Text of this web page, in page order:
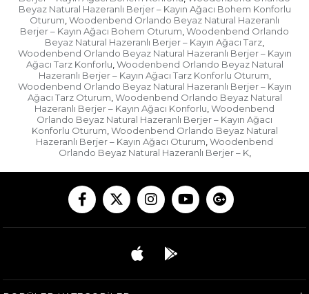
Beyaz Natural Hazeranlı Berjer – Kayın Ağacı Bohem Konforlu
Oturum, Woodenbend Orlando Beyaz Natural Hazeranlı
Berjer – Kayın Ağacı Bohem Oturum, Woodenbend Orlando
Beyaz Natural Hazeranlı Berjer – Kayın Ağacı Tarz,
Woodenbend Orlando Beyaz Natural Hazeranlı Berjer – Kayın
Ağacı Tarz Konforlu, Woodenbend Orlando Beyaz Natural
Hazeranlı Berjer – Kayın Ağacı Tarz Konforlu Oturum,
Woodenbend Orlando Beyaz Natural Hazeranlı Berjer – Kayın
Ağacı Tarz Oturum, Woodenbend Orlando Beyaz Natural
Hazeranlı Berjer – Kayın Ağacı Konforlu, Woodenbend
Orlando Beyaz Natural Hazeranlı Berjer – Kayın Ağacı
Konforlu Oturum, Woodenbend Orlando Beyaz Natural
Hazeranlı Berjer – Kayın Ağacı Oturum, Woodenbend
Orlando Beyaz Natural Hazeranlı Berjer – K,